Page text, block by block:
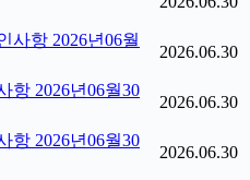
사항 2026년06월
2026.06.30
항 2026년06월30
2026.06.30
항 2026년06월30
2026.06.30